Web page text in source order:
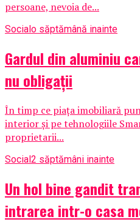
persoane, nevoia de...
Socialo săptămână inainte
Gardul din aluminiu
nu obligații
În timp ce piața imobiliară
interior și pe tehnologiile
proprietarii...
Social2 săptămâni inainte
Un hol bine gandit
intrarea intr-o casa